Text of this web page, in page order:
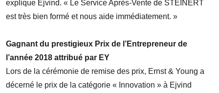
explique Ejvind. « Le Service Après-Vente de STEINERT
est très bien formé et nous aide immédiatement. »
Gagnant du prestigieux Prix de l’Entrepreneur de
l’année 2018 attribué par EY
Lors de la cérémonie de remise des prix, Ernst & Young a
décerné le prix de la catégorie « Innovation » à Ejvind